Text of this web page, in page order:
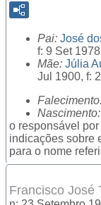
Pai: José
f: 9 Set 1978
Mãe: Júlia
Jul 1900, f:
Nascimento:
o responsável
indicações sobre
para o nome
Francisco José